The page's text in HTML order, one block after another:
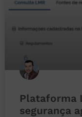
Plataforma
segurança